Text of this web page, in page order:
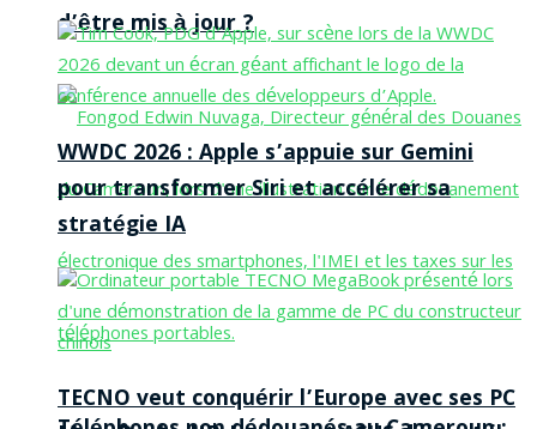
d’être mis à jour ?
WWDC 2026 : Apple s’appuie sur Gemini
pour transformer Siri et accélérer sa
stratégie IA
TECNO veut conquérir l’Europe avec ses PC